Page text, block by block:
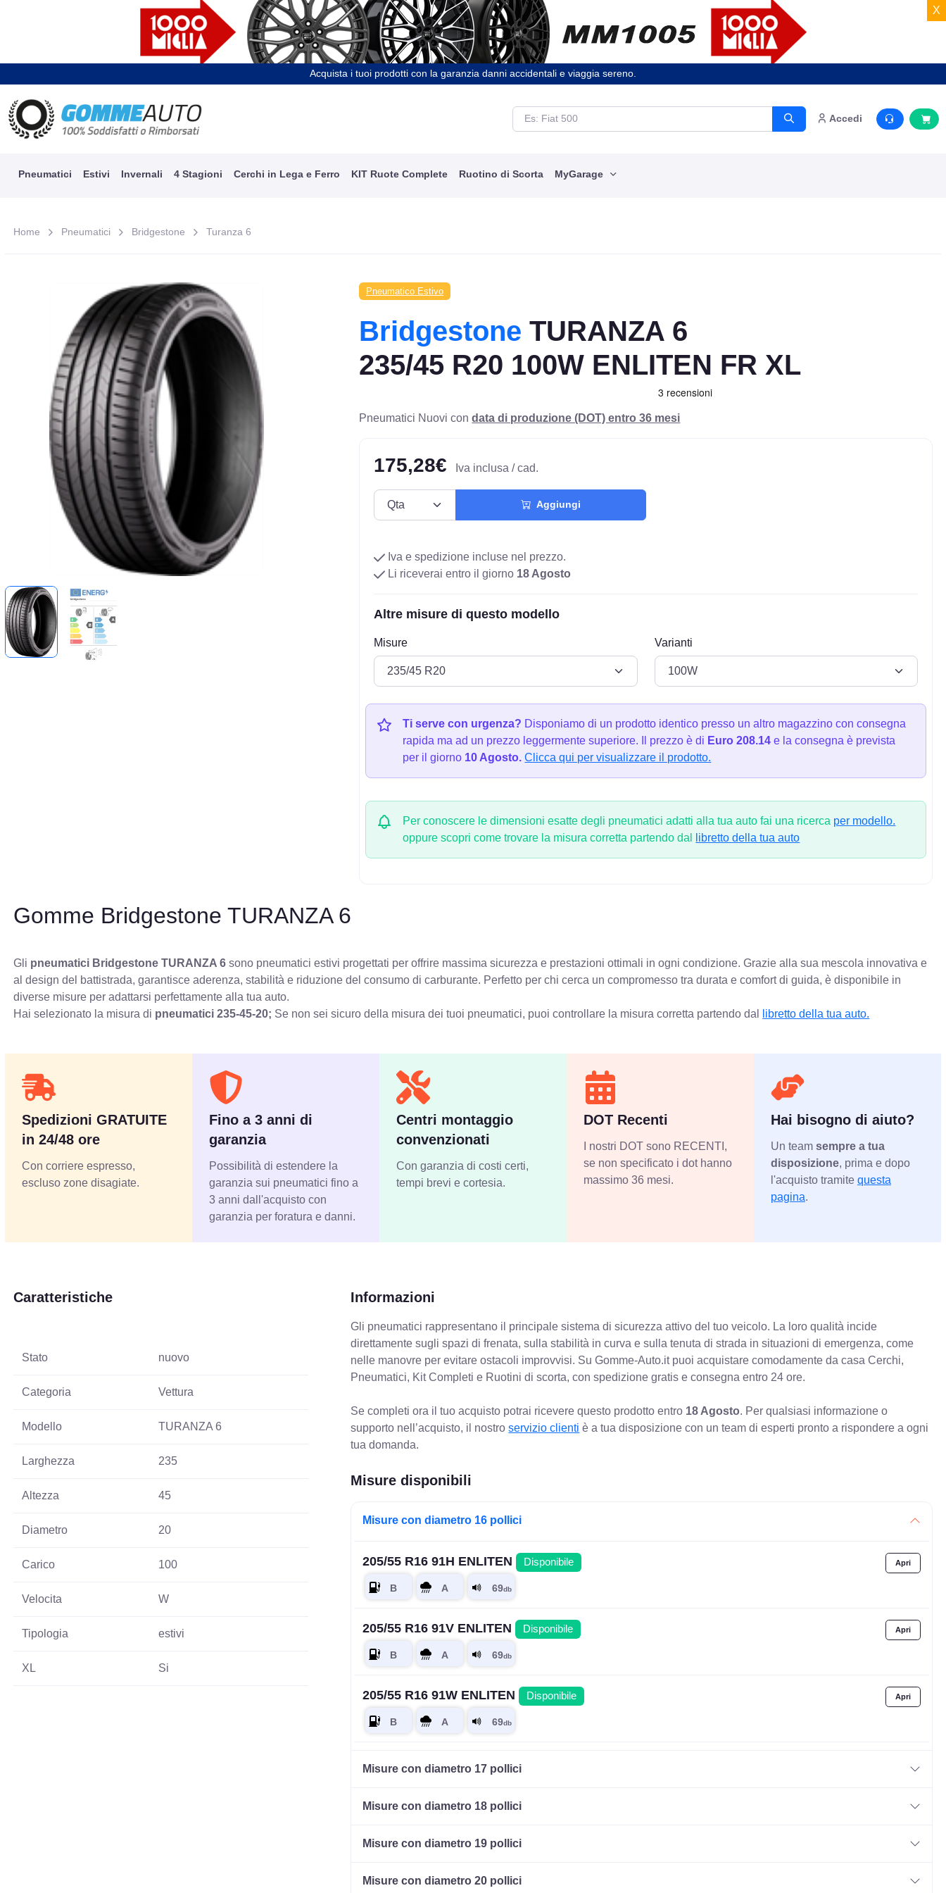
X
Acquista i tuoi prodotti con la garanzia danni accidentali e viaggia sereno.
Accedi
Pneumatici Estivi Invernali 4 Stagioni Cerchi in Lega e Ferro KIT Ruote Complete Ruotino di Scorta MyGarage
Home Pneumatici Bridgestone Turanza 6
Pneumatico Estivo
Bridgestone TURANZA 6
235/45 R20 100W ENLITEN FR XL
Pneumatici Nuovi condata di produzione (DOT) entro 36 mesi
175,28€ Iva inclusa / cad.
Aggiungi
Iva e spedizione incluse nel prezzo.
Li riceverai entro il giorno 18 Agosto
Altre misure di questo modello
Misure Varianti
Ti serve con urgenza? Disponiamo di un prodotto identico presso un altro magazzino con consegna
rapida ma ad un prezzo leggermente superiore. Il prezzo è di Euro 208.14 e la consegna è prevista
per il giorno 10 Agosto. Clicca qui per visualizzare il prodotto.
Per conoscere le dimensioni esatte degli pneumatici adatti alla tua auto fai una ricerca per modello.
oppure scopri come trovare la misura corretta partendo dal
libretto della tua auto
Gomme Bridgestone TURANZA 6
Gli pneumatici Bridgestone TURANZA 6 sono pneumatici estivi progettati per offrire massima sicurezza e prestazioni ottimali in ogni condizione. Grazie alla sua mescola innovativa e
al design del battistrada, garantisce aderenza, stabilità e riduzione del consumo di carburante. Perfetto per chi cerca un compromesso tra durata e comfort di guida, è disponibile in
diverse misure per adattarsi perfettamente alla tua auto.
Hai selezionato la misura di pneumatici235-45-20; Se non sei sicuro della misura dei tuoi pneumatici, puoi controllare la misura corretta partendo dal libretto della tua auto.
Spedizioni GRATUITE
in 24/48 ore
Con corriere espresso,
escluso zone disagiate.
Fino a 3 anni di
garanzia
Possibilità di estendere la
garanzia sui pneumatici fino a
3 anni dall'acquisto con
garanzia per foratura e danni.
Centri montaggio
convenzionati
Con garanzia di costi certi,
tempi brevi e cortesia.
DOT Recenti
I nostri DOT sono RECENTI,
se non specificato i dot hanno
massimo 36 mesi.
Hai bisogno di aiuto?
Un team sempre a tua
disposizione, prima e dopo
l'acquisto tramite questa
pagina.
Caratteristiche
Stato nuovo
Categoria Vettura
Modello TURANZA 6
Larghezza 235
Altezza 45
Diametro 20
Carico 100
Velocita W
Tipologia estivi
XL Si
Informazioni
Gli pneumatici rappresentano il principale sistema di sicurezza attivo del tuo veicolo. La loro qualità incide
direttamente sugli spazi di frenata, sulla stabilità in curva e sulla tenuta di strada in situazioni di emergenza, come
nelle manovre per evitare ostacoli improvvisi. Su Gomme-Auto.it puoi acquistare comodamente da casa Cerchi,
Pneumatici, Kit Completi e Ruotini di scorta, con spedizione gratis e consegna entro 24 ore.
Se completi ora il tuo acquisto potrai ricevere questo prodotto entro 18 Agosto. Per qualsiasi informazione o
supporto nell’acquisto, il nostroservizio clienti è a tua disposizione con un team di esperti pronto a rispondere a ogni
tua domanda.
Misure disponibili
Misure con diametro 16 pollici
205/55 R16 91H ENLITEN Disponibile
205/55 R16 91V ENLITEN Disponibile
205/55 R16 91W ENLITEN Disponibile
205/55 R16 94V ENLITEN XL
Misure con diametro 17 pollici
Misure con diametro 18 pollici
Misure con diametro 19 pollici
Misure con diametro 20 pollici